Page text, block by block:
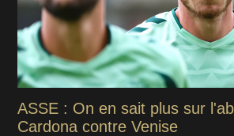
ASSE : On en sait plus sur
Cardona contre Venise